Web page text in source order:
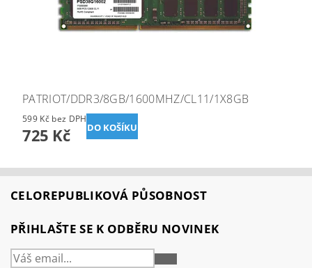
PATRIOT/DDR3/8GB/1600MHZ/CL11/1X8GB
599 Kč bez DPH
725 Kč
CELOREPUBLIKOVÁ PŮSOBNOST
PŘIHLAŠTE SE K ODBĚRU NOVINEK